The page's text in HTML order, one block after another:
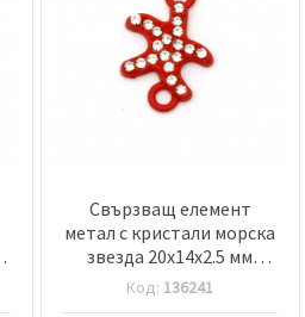
Свързващ елемент
метал с кристали морска
звезда 20x14x2.5 мм
дупка 1.5 мм червен-2
броя
Код: 136241